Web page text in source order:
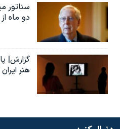
سناتور
دو ماه
گزارش|
هنر